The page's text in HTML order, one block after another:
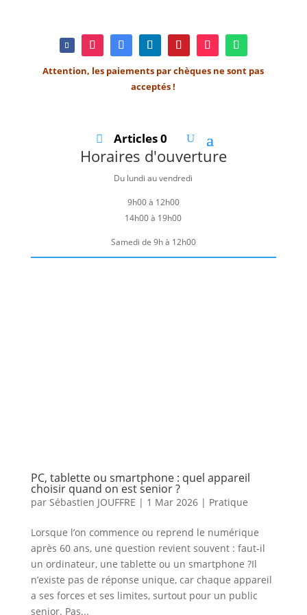
Attention, les paiements par chèques ne sont pas
acceptés !
Articles 0
Horaires d'ouverture
Du lundi au vendredi
9h00 à 12h00
14h00 à 19h00
Samedi de 9h à 12h00
PC, tablette ou smartphone : quel appareil
choisir quand on est senior ?
par Sébastien JOUFFRE | 1 Mar 2026| Pratique
Lorsque l’on commence ou reprend le numérique
après 60 ans, une question revient souvent : faut‑il
un ordinateur, une tablette ou un smartphone ?Il
n’existe pas de réponse unique, car chaque appareil
a ses forces et ses limites, surtout pour un public
senior. Pas...